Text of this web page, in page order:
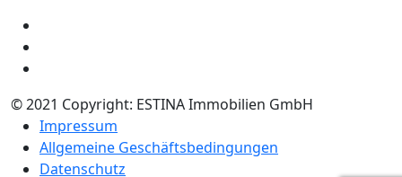
© 2021 Copyright: ESTINA Immobilien GmbH
Impressum
Allgemeine Geschäftsbedingungen
Datenschutz